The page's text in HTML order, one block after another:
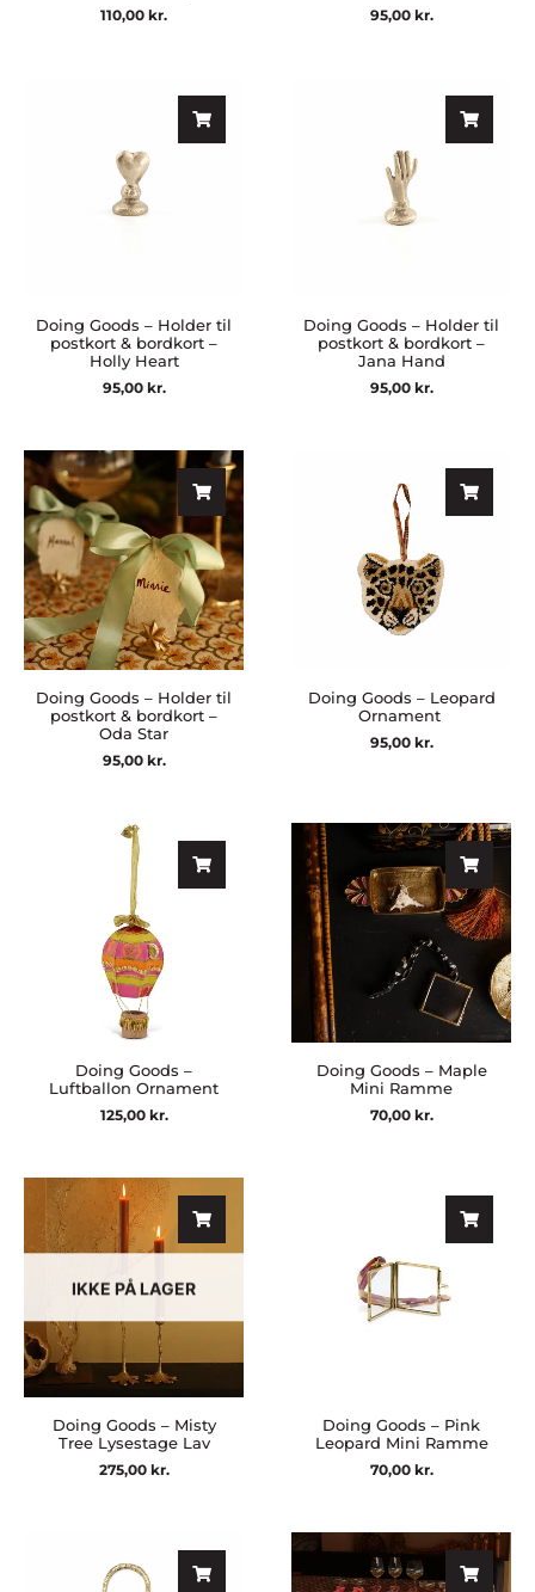
110,00 kr. 95,00 kr.
Doing Goods – Holder til
postkort & bordkort –
Holly Heart
95,00 kr.
Doing Goods – Holder til
postkort & bordkort –
Jana Hand
95,00 kr.
Doing Goods – Holder til
postkort & bordkort –
Oda Star
95,00 kr.
Doing Goods – Leopard
Ornament
95,00 kr.
Doing Goods –
Luftballon Ornament
125,00 kr.
Doing Goods – Maple
Mini Ramme
70,00 kr.
IKKE PÅ LAGER
Doing Goods – Misty
Tree Lysestage Lav
275,00 kr.
Doing Goods – Pink
Leopard Mini Ramme
70,00 kr.